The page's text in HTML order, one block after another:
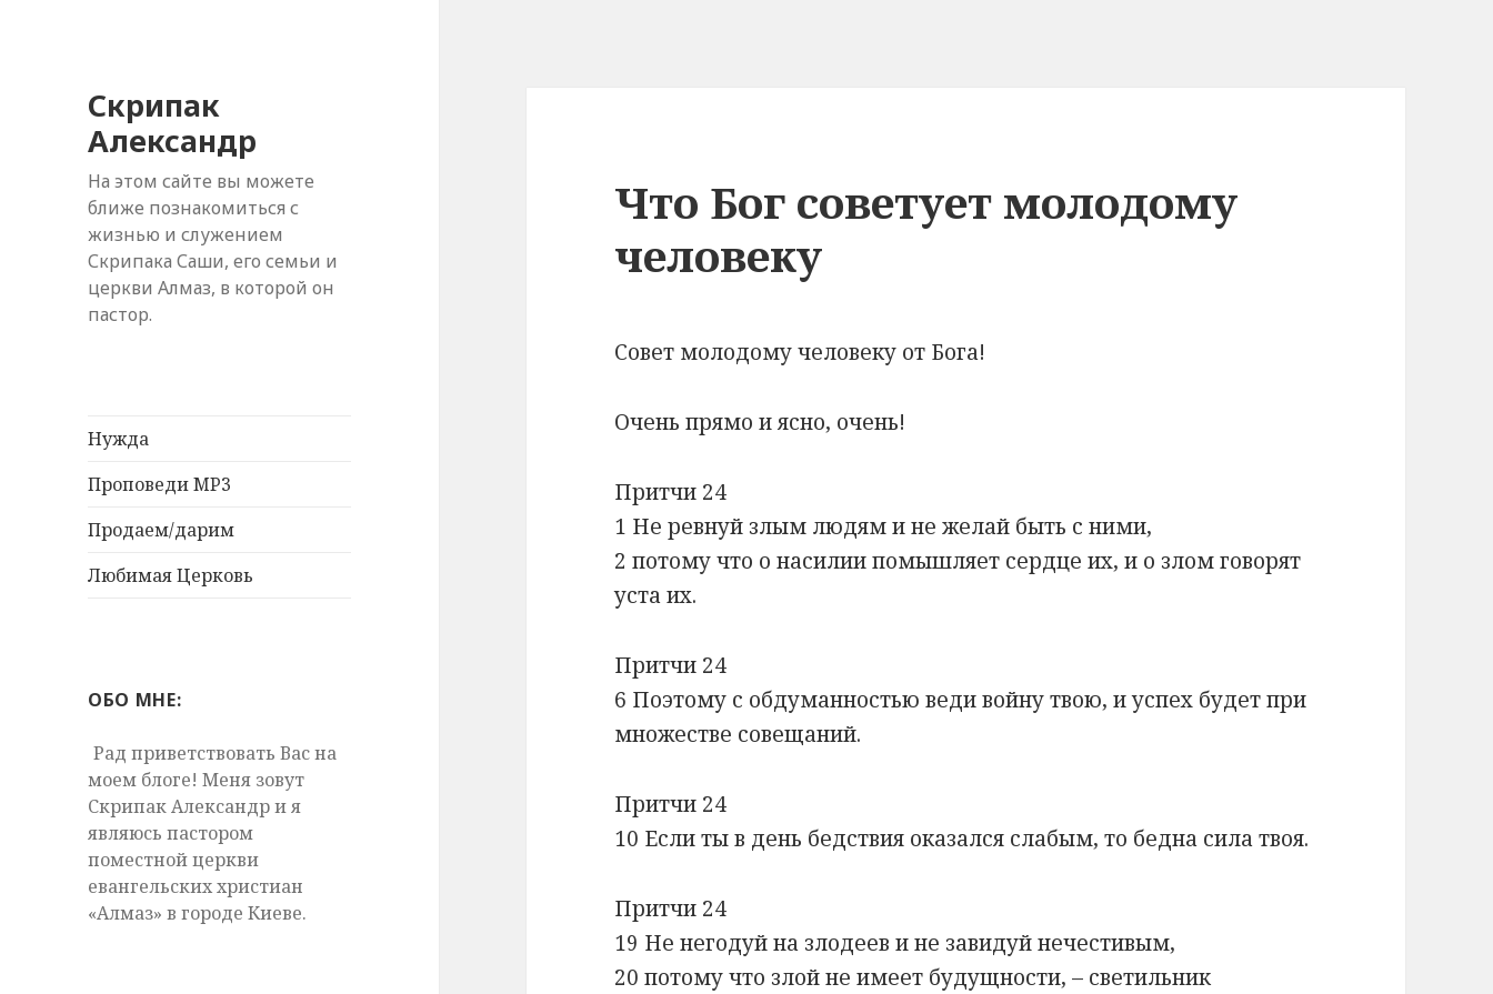
Скрипак
Александр
На этом сайте вы можете
ближе познакомиться с
жизнью и служением
Скрипака Саши, его семьи и
церкви Алмаз, в которой он
пастор.
Нужда
Проповеди MP3
Продаем/дарим
Любимая Церковь
ОБО МНЕ:
Рад приветствовать Вас на
моем блоге! Меня зовут
Скрипак Александр и я
являюсь пастором
поместной церкви
евангельских христиан
«Алмаз» в городе Киеве.
Что Бог советует молодому
человеку
Совет молодому человеку от Бога!
Очень прямо и ясно, очень!
Притчи 24
1 Не ревнуй злым людям и не желай быть с ними,
2 потому что о насилии помышляет сердце их, и о злом говорят
уста их.
Притчи 24
6 Поэтому с обдуманностью веди войну твою, и успех будет при
множестве совещаний.
Притчи 24
10 Если ты в день бедствия оказался слабым, то бедна сила твоя.
Притчи 24
19 Не негодуй на злодеев и не завидуй нечестивым,
20 потому что злой не имеет будущности, – светильник